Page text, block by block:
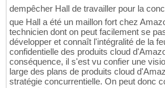
dempêcher Hall de travailler pour la
que Hall a été un maillon fort chez
technicien dont on peut facilement se
développer et connaît l'intégralité de la
confidentielle des produits cloud
conséquence, il s'est vu confier une
large des plans de produits cloud
stratégie concurrentielle. On peut donc